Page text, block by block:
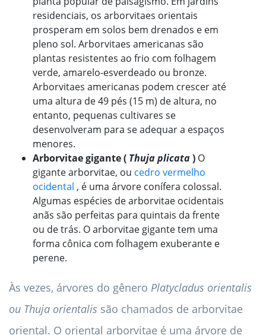
residenciais, os arborvitaes orientais
prosperam em solos bem drenados e em
pleno sol. Arborvitaes americanas são
plantas resistentes ao frio com folhagem
verde, amarelo-esverdeado ou bronze.
Arborvitaes americanas podem crescer até
uma altura de 49 pés (15 m) de altura, no
entanto, pequenas cultivares se
desenvolveram para se adequar a espaços
menores.
Arborvitae gigante ( Thuja plicata) O
gigante arborvitae, ou cedro vermelho
ocidental , é uma árvore conífera colossal.
Algumas espécies de arborvitae ocidentais
anãs são perfeitas para quintais da frente
ou de trás. O arborvitae gigante tem uma
forma cônica com folhagem exuberante e
perene.
Às vezes, árvores do gênero Platycladus orientalis
ou Thuja orientalis são chamados de arborvitae
oriental. O oriental arborvitae é uma árvore de